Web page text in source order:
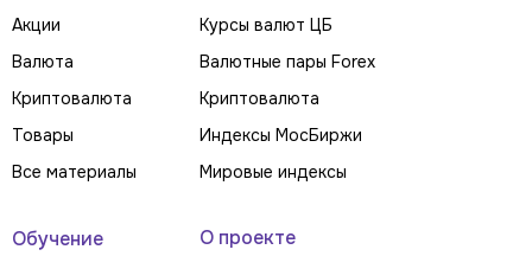
Акции
Валюта
Криптовалюта
Товары
Все материалы
Курсы валют ЦБ
Валютные пары Forex
Криптовалюта
Индексы МосБиржи
Мировые индексы
Обучение О проекте